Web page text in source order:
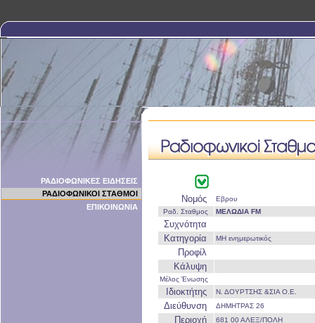
ΡΑΔΙΟΦΩΝΙΚΕΣ ΕΙΔΗΣΕΙΣ
ΡΑΔΙΟΦΩΝΙΚΟΙ ΣΤΑΘΜΟΙ
ΕΠΙΚΟΙΝΩΝΙΑ
Νομός
Εβρου
Ραδ. Σταθμος
ΜΕΛΩΔΙΑ FM
Συχνότητα
Κατηγορία
ΜΗ ενημερωτικός
Προφίλ
Κάλυψη
Μέλος Ένωσης
Ιδιοκτήτης Ν. ΔΟΥΡΤΣΗΣ &ΣΙΑ Ο.Ε.
Διεύθυνση ΔΗΜΗΤΡΑΣ 26
Περιοχή 681 00 ΑΛΕΞ/ΠΟΛΗ